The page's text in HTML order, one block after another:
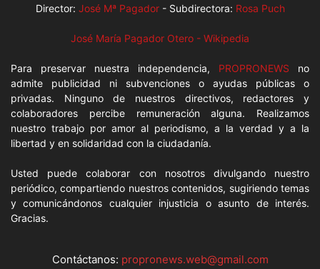
Director: José Mª Pagador- Subdirectora: Rosa Puch
José María Pagador Otero - Wikipedia
Para preservar nuestra independencia, PROPRONEWS no
admite publicidad ni subvenciones o ayudas públicas o
privadas. Ninguno de nuestros directivos, redactores y
colaboradores percibe remuneración alguna. Realizamos
nuestro trabajo por amor al periodismo, a la verdad y a la
libertad y en solidaridad con la ciudadanía.
Usted puede colaborar con nosotros divulgando nuestro
periódico, compartiendo nuestros contenidos, sugiriendo temas
y comunicándonos cualquier injusticia o asunto de interés.
Gracias.
Contáctanos: propronews.web@gmail.com